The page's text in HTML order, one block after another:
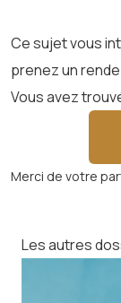
Ce sujet vous
prenez un
Vous avez
Merci de votre
Les autres